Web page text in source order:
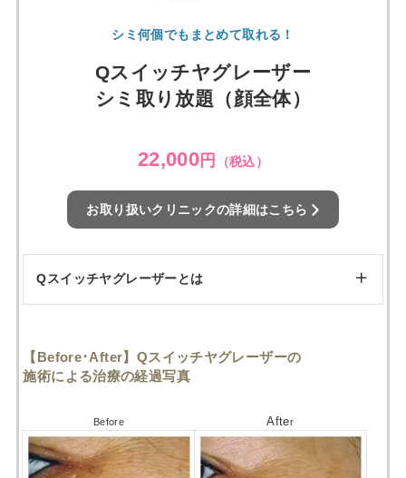
シミ何個でもまとめて取れる！
Qスイッチヤグレーザー
シミ取り放題（顔全体）
22,000 円 （税込）
お取り扱いクリニックの詳細はこちら
Qスイッチヤグレーザーとは
特徴
シミ･そばかすだけでなく、毛穴縮小やア
副作用 やけどや外傷、ニキビなどによる炎症が
料金相場 ¥3,850～¥227,700 (施術範囲により異なる)
【Before･After】Qスイッチヤグレーザーの
施術による治療の経過写真
Before After